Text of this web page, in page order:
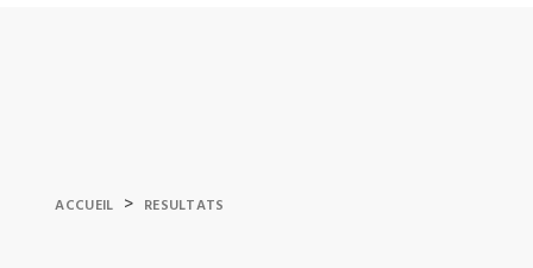
ACCUEIL > RESULTATS